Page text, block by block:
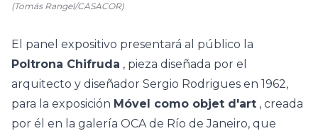
(Tomás Rangel/CASACOR)
El panel expositivo presentará al público la
Poltrona Chifruda , pieza diseñada por el
arquitecto y diseñador Sergio Rodrigues en 1962,
para la exposición Móvel como objet d'art , creada
por él en la galería OCA de Río de Janeiro, que